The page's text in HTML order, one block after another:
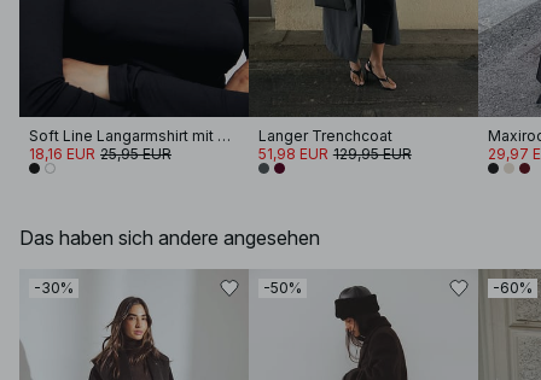
Soft Line Langarmshirt mit Trichterhals
18,16 EUR 25,95 EUR
Langer Trenchcoat
51,98 EUR 129,95 EUR 29,97
Das haben sich andere angesehen
-30% -50% -60%